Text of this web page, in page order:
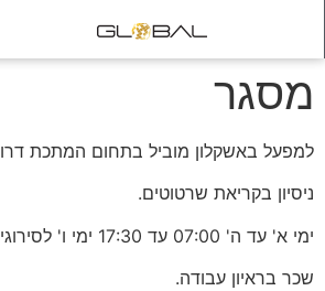
מסגר
למפעל באשקלון מוביל בתחום המתכת
ניסיון בקריאת שרטוטים.
ימי א' עד ה' 07:00 עד 17:30 ימי ו' לסירוגין.
שכר בראיון עבודה.